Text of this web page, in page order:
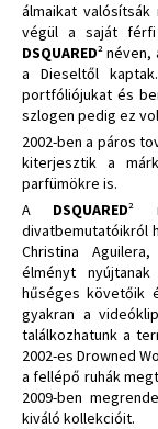
álmaikat
végül a saját férfi
DSQUARED²
a Dieseltől
portfóliójukat és
szlogen pedig ez
2002-ben a páros
kiterjesztik a
parfümökre is.
A DSQUARED²
divatbemutatóikról
Christina
élményt
hűséges követőik
gyakran a
találkozhatunk a
2002-es Drowned
a fellépő ruhák
2009-ben
kiváló kollekcióit.